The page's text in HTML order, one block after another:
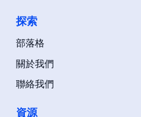
探索
部落格
關於我們
聯絡我們
資源